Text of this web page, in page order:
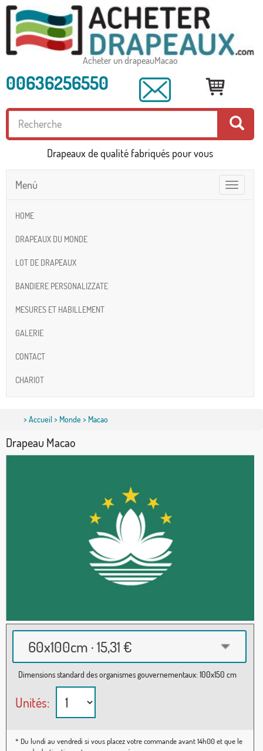
Acheter un drapeauMacao
00636256550
Drapeaux de qualité fabriqués pour vous
Toggle
navigation
Menú
HOME
DRAPEAUX DU MONDE
LOT DE DRAPEAUX
BANDIERE PERSONALIZZATE
MESURES ET HABILLEMENT
GALERIE
CONTACT
CHARIOT
>Accueil> Monde > Macao
Drapeau Macao
60x100cm · 15,31 €
Dimensions standard des organismes gouvernementaux: 100x150 cm
Unités:
* Du lundi au vendredi si vous placez votre commande avant 14h00 et que le